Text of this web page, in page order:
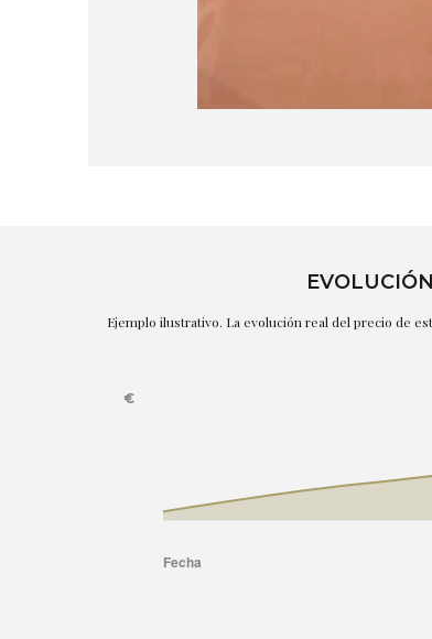
Ejemplo ilustrativo. La evolución real del precio de